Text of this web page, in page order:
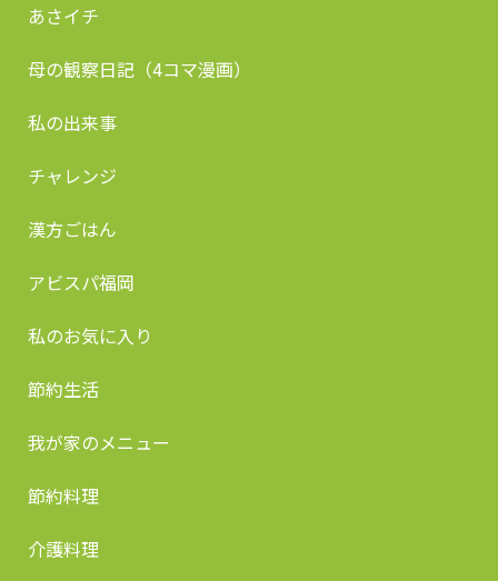
あさイチ
母の観察日記（4コマ漫画）
私の出来事
チャレンジ
漢方ごはん
アビスパ福岡
私のお気に入り
節約生活
我が家のメニュー
節約料理
介護料理